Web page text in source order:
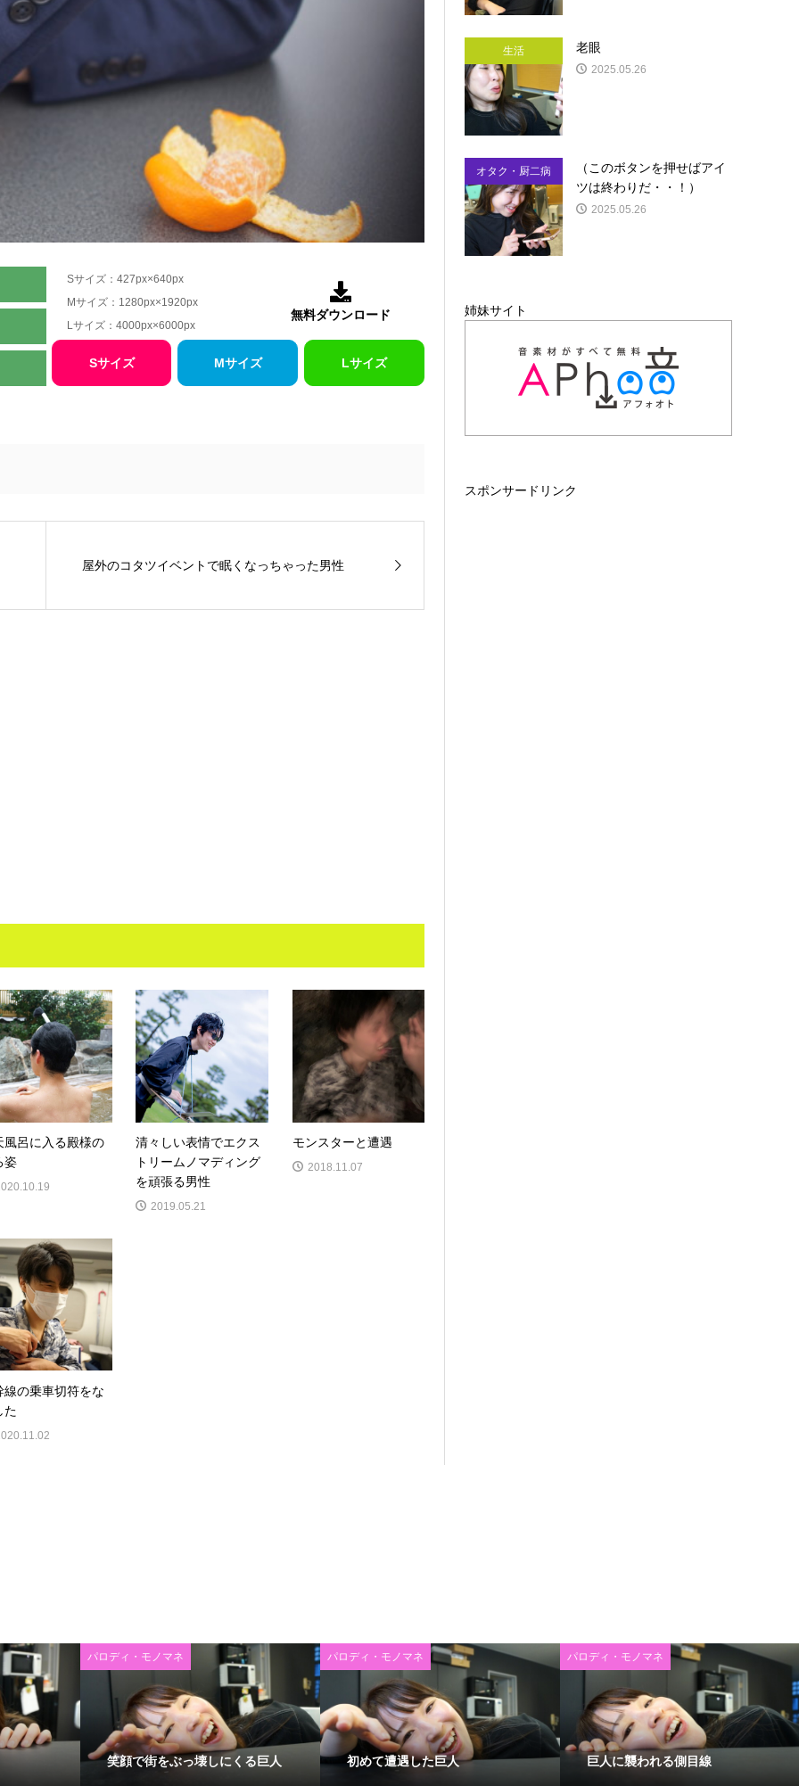
Sサイズ：427px×640px
Mサイズ：1280px×1920px
Lサイズ：4000px×6000px

無料ダウンロード
Sサイズ Mサイズ Lサイズ
屋外のコタツイベントで眠くなっちゃった男性
風呂に入る殿様の
姿
清々しい表情でエクス
トリームノマディング
を頑張る男性
2019.05.21
モンスターと遭遇
2018.11.07
線の乗車切符をな
た
生活 老眼
2025.05.26
オタク・厨二病
（このボタンを押せばアイ
ツは終わりだ・・！）
2025.05.26
姉妹サイト
スポンサードリンク
パロディ・モノマネ
笑顔で街をぶっ壊しにくる巨人
パロディ・モノマネ
初めて遭遇した巨人
パロディ・モノマネ
巨人に襲われる側目線